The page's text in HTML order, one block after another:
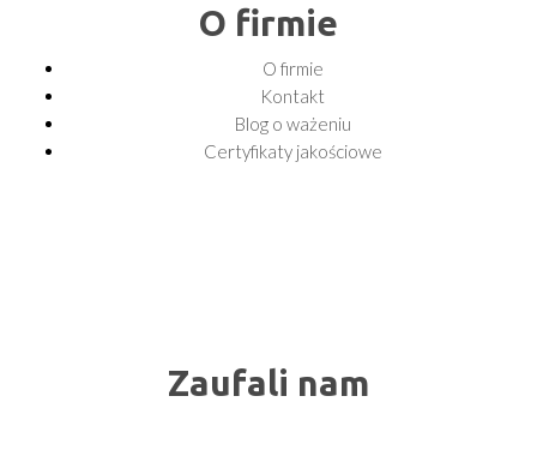
O firmie
O firmie
Kontakt
Blog o ważeniu
Certyfikaty jakościowe
Zaufali nam